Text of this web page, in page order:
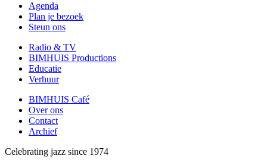
Agenda
Plan je bezoek
Steun ons
Radio & TV
BIMHUIS Productions
Educatie
Verhuur
BIMHUIS Café
Over ons
Contact
Archief
Celebrating jazz since 1974